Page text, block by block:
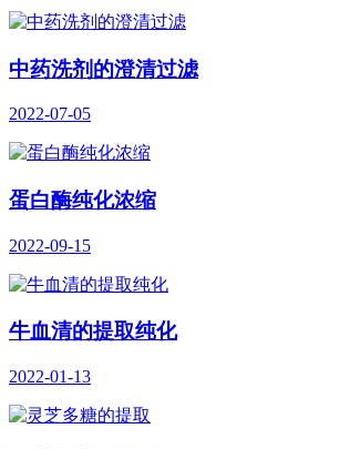
中药洗剂的澄清过滤
2022-07-05
蛋白酶纯化浓缩
2022-09-15
牛血清的提取纯化
2022-01-13